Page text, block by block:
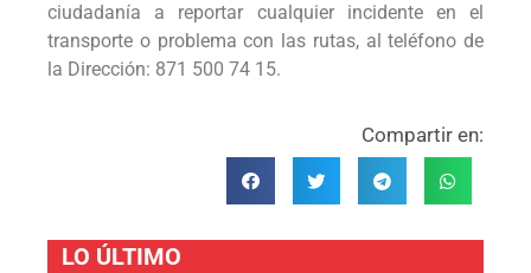
ciudadanía a reportar cualquier incidente en el
transporte o problema con las rutas, al teléfono de
la Dirección: 871 500 74 15.
Compartir en:
LO ÚLTIMO